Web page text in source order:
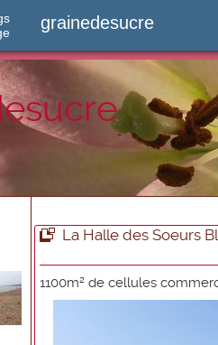
grainedesucre
La Halle des Soeurs
1100m² de cellules